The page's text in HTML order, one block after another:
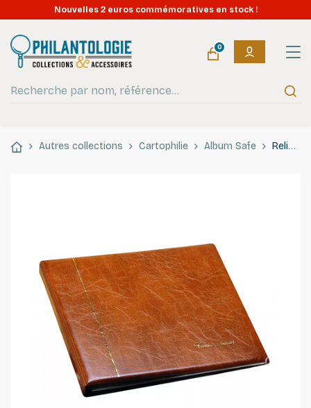
Nouvelles 2 euros commémoratives en stock !
0
Autres collections Cartophilie Album Safe Reliure luxe SAFE pour cartes postales.